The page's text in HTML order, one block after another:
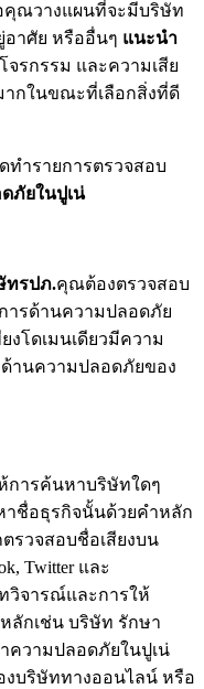
คุณวางแผนที่จะมีบริษัท
าศัย หรืออื่นๆ แนะนำ
รกรรม และความเสีย
กในขณะที่เลือกสิ่งที่ดี
ดทำรายการตรวจสอบ
ภัยในปูเน่
ทรปภ.คุณต้องตรวจสอบ
ารด้านความปลอดภัย
งโดเมนเดียวมีความ
านความปลอดภัยของ
การค้นหาบริษัทใดๆ
าชื่อธุรกิจนั้นด้วยคำหลัก
รวจสอบชื่อเสียงบน
Twitter และ
วิจารณ์และการให้
ลักเช่น บริษัท รักษา
ความปลอดภัยในปูเน่
งบริษัททางออนไลน์ หรือ